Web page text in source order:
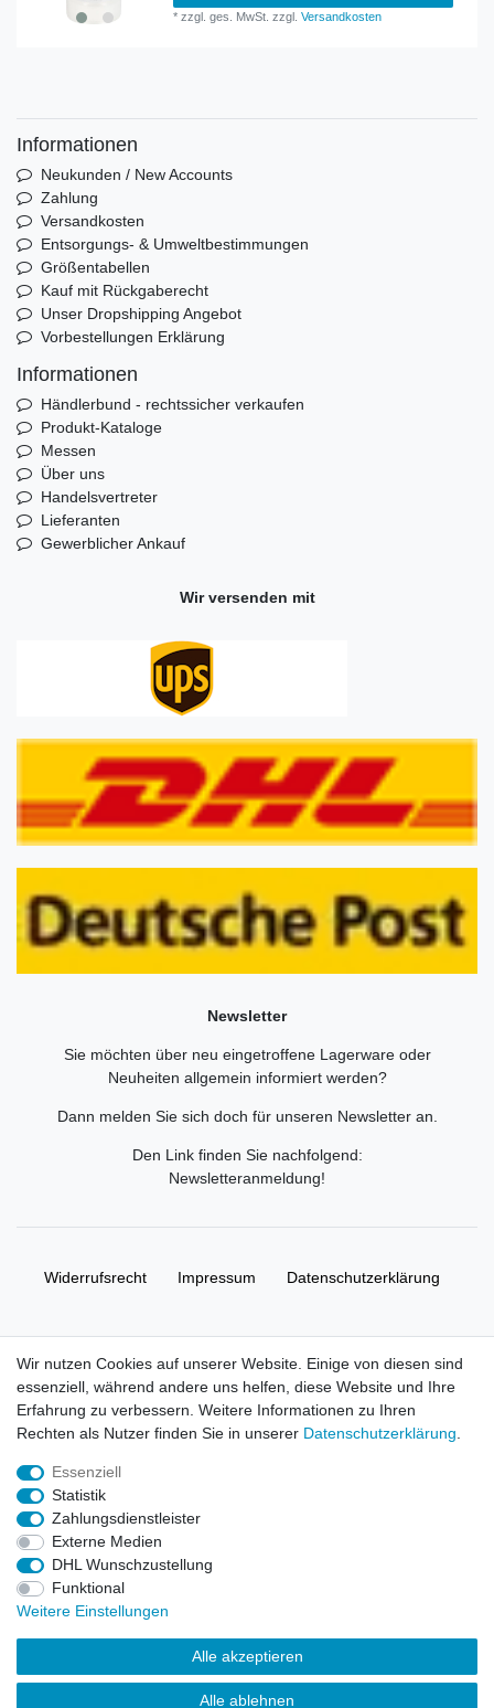
*zzgl. ges. MwSt. zzgl.Versandkosten
Informationen
Neukunden / New Accounts
Zahlung
Versandkosten
Entsorgungs- & Umweltbestimmungen
Größentabellen
Kauf mit Rückgaberecht
Unser Dropshipping Angebot
Vorbestellungen Erklärung
Informationen
Händlerbund - rechtssicher verkaufen
Produkt-Kataloge
Messen
Über uns
Handelsvertreter
Lieferanten
Gewerblicher Ankauf
Wir versenden mit
Newsletter
Sie möchten über neu eingetroffene Lagerware oder
Neuheiten allgemein informiert werden?
Dann melden Sie sich doch für unseren Newsletter an.
Den Link finden Sie nachfolgend:
Newsletteranmeldung!
Widerrufs­recht Impressum Daten­schutz­erklärung
© Copyright 2026 | Alle Rechte vorbehalten. HL-
Handelsgesellschaft mbH.
Alle Markennamen, Warenzeichen sowie sämtliche Produktbilder
und Beschreibungen sind Eigentum Ihrer rechtmäßigen
Eigentümer und dienen hier nur der Beschreibung.
Preise nur für registrierte Händler, ansonsten zeigt der Shop 0,00
€
LEGO, das LEGO Logo, die Minifigur, DUPLO, LEGENDS OF
CHIMA, NINJAGO, BIONICLE, MINDSTORMS und MIXELS sind
urheberrechtlich geschützte Markenzeichen der LEGO Gruppe.
Wir nutzen Cookies auf unserer Website. Einige von diesen sind
essenziell, während andere uns helfen, diese Website und Ihre
Erfahrung zu verbessern. Weitere Informationen zu Ihren
Rechten als Nutzer finden Sie in unserer Daten­schutz­erklärung
Essenziell
Statistik
Zahlungsdienstleister
Externe Medien
DHL Wunschzustellung
Funktional
Weitere Einstellungen
Alle akzeptieren
Alle ablehnen